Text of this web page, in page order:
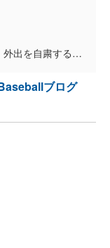
ゴールデンウィークは、外出を自粛する予定でしたが、1日だけキロロに行ってきました。 友人がどうしても、来期のブーツをテストしたいと言うので、お付き合いしてきました。 バーンは緩んでいました...
ブログ